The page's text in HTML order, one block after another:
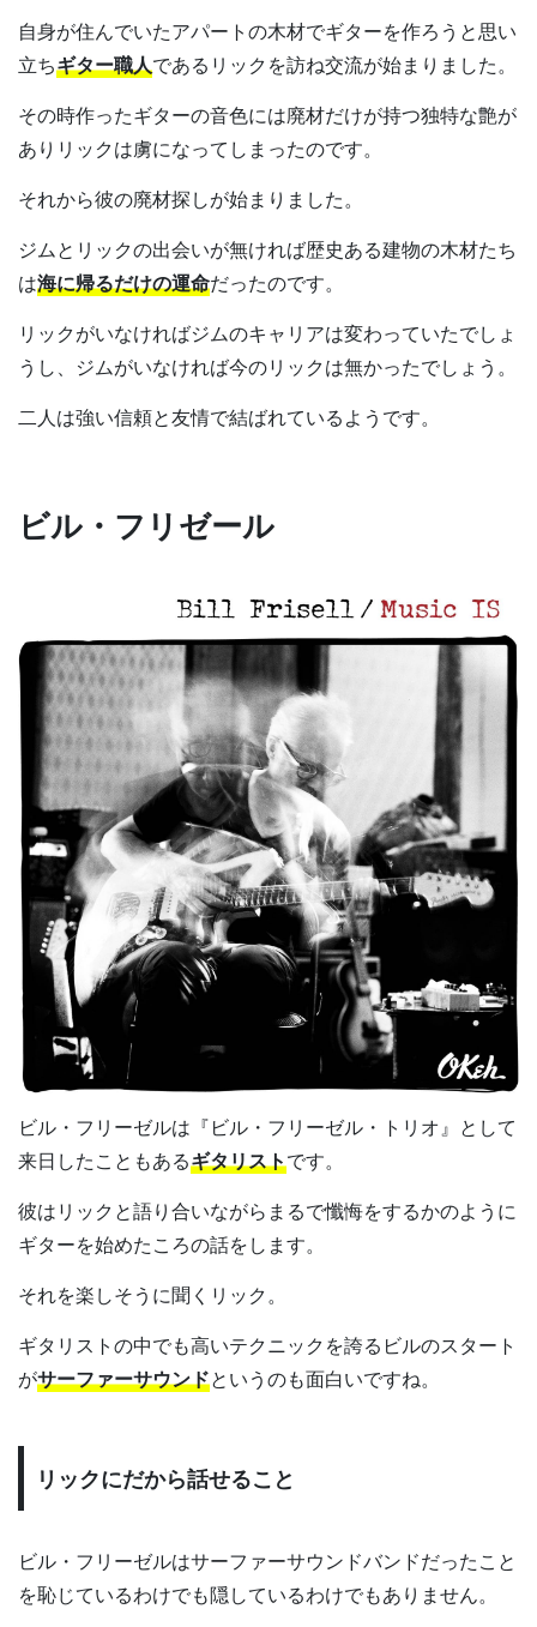
自身が住んでいたアパートの木材でギターを作ろうと思い
立ちギター職人であるリックを訪ね交流が始まりました。
その時作ったギターの音色には廃材だけが持つ独特な艶が
ありリックは虜になってしまったのです。
それから彼の廃材探しが始まりました。
ジムとリックの出会いが無ければ歴史ある建物の木材たち
は海に帰るだけの運命だったのです。
リックがいなければジムのキャリアは変わっていたでしょ
うし、ジムがいなければ今のリックは無かったでしょう。
二人は強い信頼と友情で結ばれているようです。
ビル・フリゼール
ビル・フリーゼルは『ビル・フリーゼル・トリオ』として
来日したこともあるギタリストです。
彼はリックと語り合いながらまるで懺悔をするかのように
ギターを始めたころの話をします。
それを楽しそうに聞くリック。
ギタリストの中でも高いテクニックを誇るビルのスタート
がサーファーサウンドというのも面白いですね。
リックにだから話せること
ビル・フリーゼルはサーファーサウンドバンドだったこと
を恥じているわけでも隠しているわけでもありません。